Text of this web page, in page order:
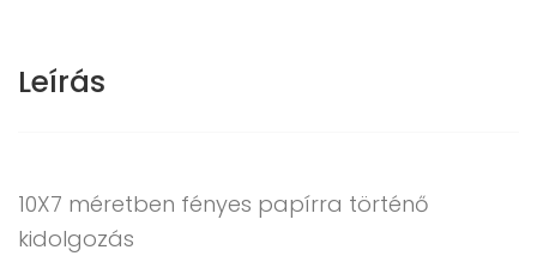
Leírás
10X7 méretben fényes papírra történő
kidolgozás